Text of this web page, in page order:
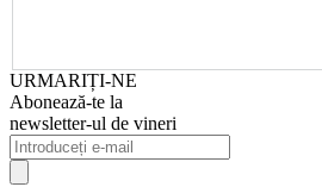
URMARIȚI-NE
Abonează-te la
newsletter-ul de vineri